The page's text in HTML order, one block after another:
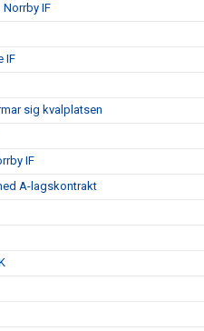
IF
IF
sig kvalplatsen
IF
A-lagskontrakt